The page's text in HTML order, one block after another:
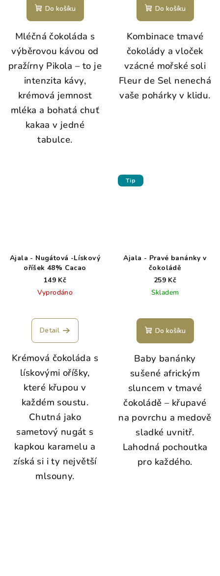
Do košíku
Mléčná čokoláda s
výběrovou kávou od
pražírny Pikola – to je
intenzita kávy,
krémová jemnost
mléka a bohatá chuť
kakaa v jedné
tabulce.
Do košíku
Kombinace tmavé
čokolády a vloček
vzácné mořské soli
Fleur de Sel nenechá
vaše pohárky v klidu.
Ajala - Nugátová -Lískový
oříšek 48% Cacao
149 Kč
Vyprodáno
Detail
Krémová čokoláda s
lískovými oříšky,
které křupou v
každém soustu.
Chutná jako
sametový nugát s
kapkou karamelu a
získá si i ty největší
mlsouny.
Tip
Ajala - Pravé banánky v
čokoládě
259 Kč
Skladem
Do košíku
Baby banánky
sušené africkým
sluncem v tmavé
čokoládě – křupavé
na povrchu a medově
sladké uvnitř.
Lahodná pochoutka
pro každého.